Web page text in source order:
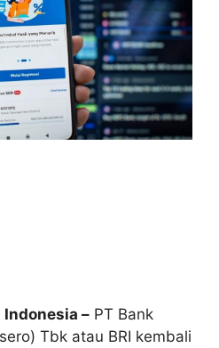
– PT Bank
Tbk atau BRI kembali